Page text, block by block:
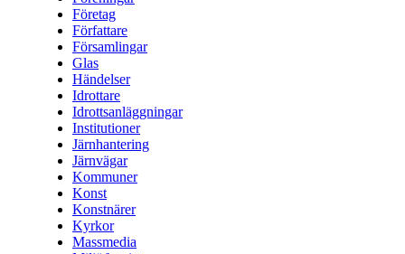
Företag
Författare
Församlingar
Glas
Händelser
Idrottare
Idrottsanläggningar
Institutioner
Järnhantering
Järnvägar
Kommuner
Konst
Konstnärer
Kyrkor
Massmedia